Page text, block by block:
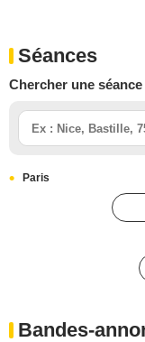
Séances
Chercher une séance
Paris
Bandes-